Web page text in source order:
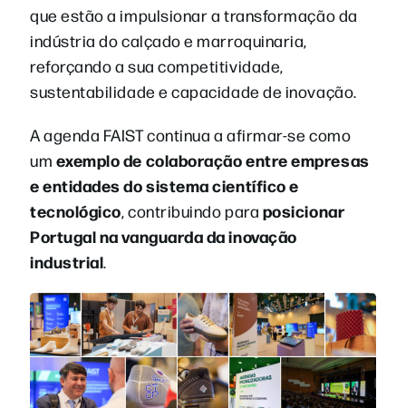
que estão a impulsionar a transformação da
indústria do calçado e marroquinaria,
reforçando a sua competitividade,
sustentabilidade e capacidade de inovação.
A agenda FAIST continua a afirmar-se como
um exemplo de colaboração entre empresas
e entidades do sistema científico e
tecnológico, contribuindo para posicionar
Portugal na vanguarda da inovação
industrial.